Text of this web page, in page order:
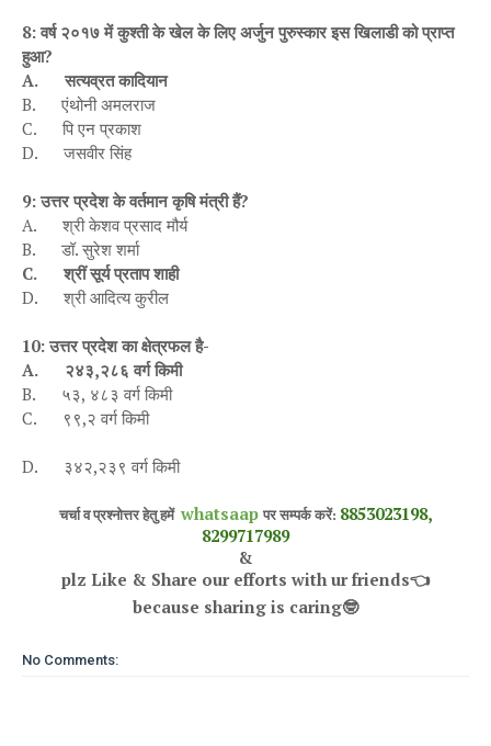
8: वर्ष २०१७ में कुश्ती के खेल के लिए अर्जुन पुरुस्कार इस खिलाडी को प्राप्त
हुआ?
A.
सत्यव्रत कादियान
B.
एंथोनी अमलराज
C.
पि एन प्रकाश
D.
जसवीर सिंह
9: उत्तर प्रदेश के वर्तमान कृषि मंत्री हैं?
A.
श्री केशव प्रसाद मौर्य
B.
डॉ. सुरेश शर्मा
C.
श्रीं सूर्य प्रताप शाही
D.
श्री आदित्य कुरील
10: उत्तर प्रदेश का क्षेत्रफल है-
A.
२४३,२८६ वर्ग किमी
B.
५३, ४८३ वर्ग किमी
C.
९९,२ वर्ग किमी
D. ३४२,२३९ वर्ग किमी
चर्चा व प्रश्नोत्तर हेतु हमें whatsaap पर सम्पर्क करें: 8853023198,
8299717989
&
plz Like & Share our efforts with ur friends👈
because sharing is caring🤓
No Comments: